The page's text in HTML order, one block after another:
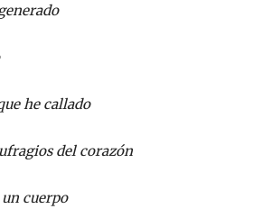
he callado
del corazón
cuerpo